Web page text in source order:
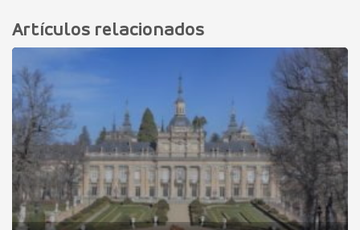
Artículos relacionados